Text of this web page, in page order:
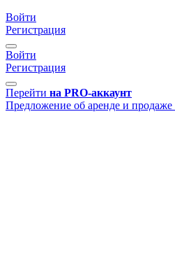
Войти
Регистрация
Войти
Регистрация
Перейти на PRO-аккаунт
Предложение об аренде и продаже